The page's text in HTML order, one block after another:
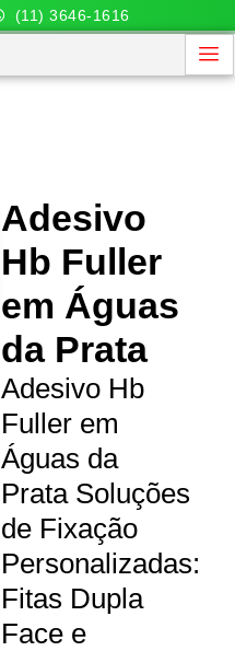
(11) 3646-1616
Adesivo
Hb Fuller
em Águas
da Prata
Adesivo Hb
Fuller em
Águas da
Prata Soluções
de Fixação
Personalizadas:
Fitas Dupla
Face e